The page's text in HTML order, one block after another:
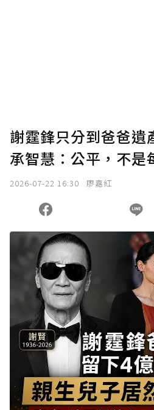
謝霆鋒只分到爸爸
承智慧：公平，不是
2026-07-22 16:30 廖嘉紅